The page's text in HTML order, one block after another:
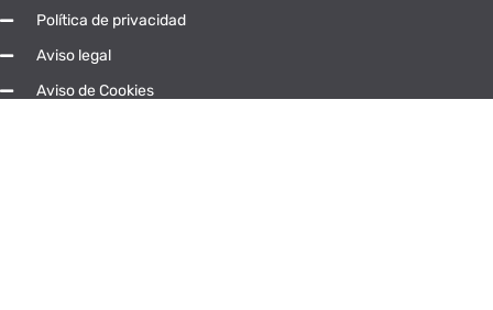
Política de privacidad
Aviso legal
Aviso de Cookies